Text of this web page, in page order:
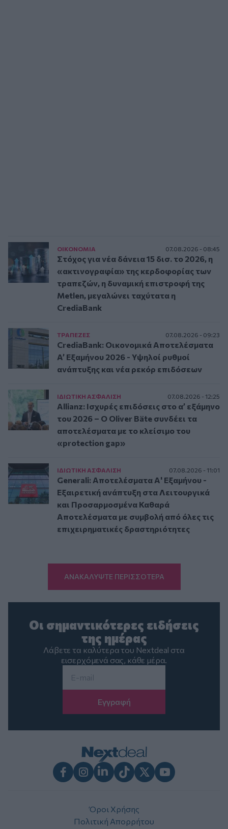
ΟΙΚΟΝΟΜΙΑ 07.08.2026 - 08:45
Στόχος για νέα δάνεια 15 δισ. το 2026, η
«ακτινογραφία» της κερδοφορίας των
τραπεζών, η δυναμική επιστροφή της
Metlen, μεγαλώνει ταχύτατα η
CrediaBank
ΤΡAΠΕΖΕΣ 07.08.2026 - 09:23
CrediaBank: Οικονομικά Αποτελέσματα
A’ Εξαμήνου 2026 - Υψηλοί ρυθμοί
ανάπτυξης και νέα ρεκόρ επιδόσεων
ΙΔΙΩΤΙΚΗ ΑΣΦAΛΙΣΗ 07.08.2026 - 12:25
Allianz: Ισχυρές επιδόσεις στο α’ εξάμηνο
του 2026 – Ο Oliver Bäte συνδέει τα
αποτελέσματα με το κλείσιμο του
«protection gap»
ΙΔΙΩΤΙΚΗ ΑΣΦAΛΙΣΗ 07.08.2026 - 11:01
Generali: Αποτελέσματα Α' Εξαμήνου -
Εξαιρετική ανάπτυξη στα Λειτουργικά
και Προσαρμοσμένα Καθαρά
Αποτελέσματα με συμβολή από όλες τις
επιχειρηματικές δραστηριότητες
ΑΝΑΚΑΛΥΨΤΕ ΠΕΡΙΣΣΟΤΕΡΑ
Οι σημαντικότερες ειδήσεις
της ημέρας
Λάβετε τα καλύτερα του Nextdeal στα
εισερχόμενά σας, κάθε μέρα.
Όροι Χρήσης
Πολιτική Απορρήτου